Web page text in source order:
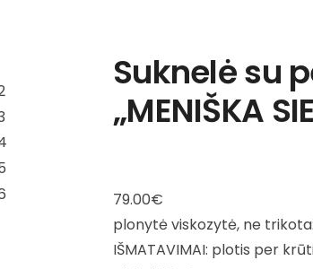
Suknelė su
„MENIŠKA
79.00€
plonytė viskozytė, ne
IŠMATAVIMAI: plotis per